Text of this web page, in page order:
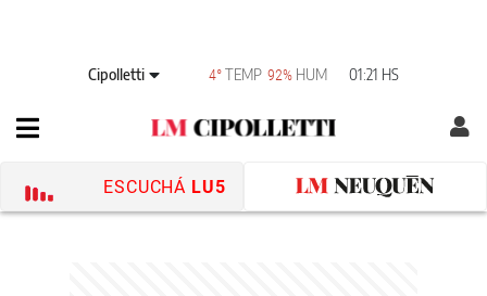
Cipolletti 4°TEMP 92% HUM 01:21 HS
ESCUCHÁ LU5